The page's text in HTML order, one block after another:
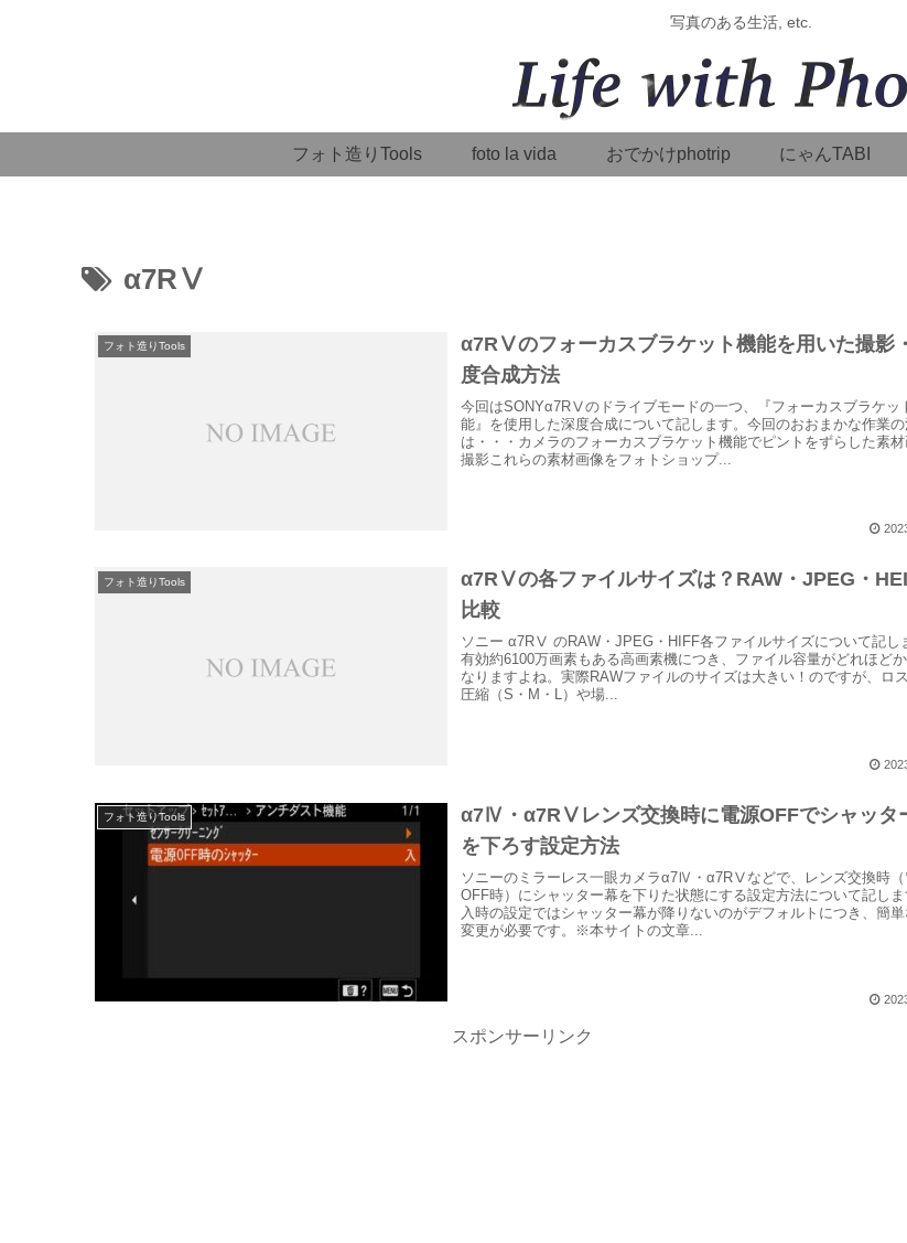
写真のある生活, etc.
フォト造りTools foto la vida おでかけphotrip にゃんTABI
α7RⅤ
フォト造りTools
α7RⅤのフォーカスブラケット機能を用いた撮影
度合成方法
今回はSONYα7RⅤのドライブモードの一つ、『フォーカスブラケッ
能』を使用した深度合成について記します。今回のおおまかな作業
は・・・カメラのフォーカスブラケット機能でピントをずらした素
撮影これらの素材画像をフォトショップ...
フォト造りTools
α7RⅤの各ファイルサイズは？RAW・JPEG・
比較
ソニー α7RⅤ のRAW・JPEG・HIFF各ファイルサイズについて記し
有効約6100万画素もある高画素機につき、ファイル容量がどれほど
なりますよね。実際RAWファイルのサイズは大きい！のですが、ロ
圧縮（S・M・L）や場...
フォト造りTools
α7Ⅳ・α7RⅤレンズ交換時に電源OFFでシャッタ
を下ろす設定方法
ソニーのミラーレス一眼カメラα7Ⅳ・α7RⅤなどで、レンズ交換時
OFF時）にシャッター幕を下りた状態にする設定方法について記し
入時の設定ではシャッター幕が降りないのがデフォルトにつき、簡
変更が必要です。※本サイトの文章...
スポンサーリンク